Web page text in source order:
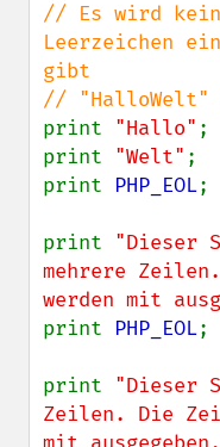
// Es wird kein
Leerzeichen
gibt
print "Hallo" ;
print "Welt" ;
print PHP_EOL;
print "Dieser
mehrere
werden mit
print PHP_EOL;
print "Dieser
Zeilen. Die